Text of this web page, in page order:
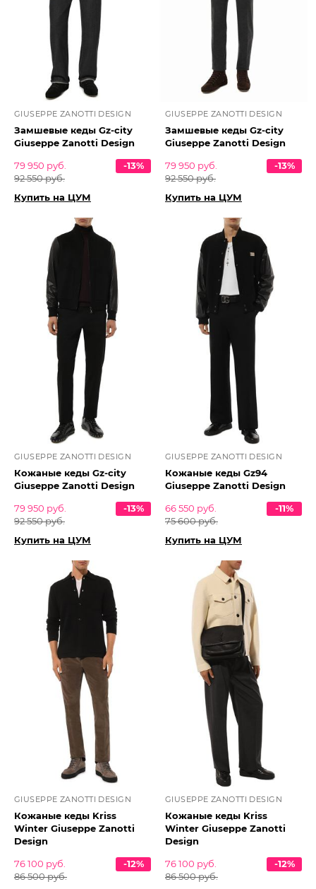
GIUSEPPE ZANOTTI DESIGN
Замшевые кеды Gz-city
Giuseppe Zanotti Design
79 950 руб.
92 550 руб.
-13%
Купить на ЦУМ
GIUSEPPE ZANOTTI DESIGN
Замшевые кеды Gz-city
Giuseppe Zanotti Design
79 950 руб.
92 550 руб.
-13%
Купить на ЦУМ
GIUSEPPE ZANOTTI DESIGN
Кожаные кеды Gz-city
Giuseppe Zanotti Design
79 950 руб.
92 550 руб.
-13%
Купить на ЦУМ
GIUSEPPE ZANOTTI DESIGN
Кожаные кеды Gz94
Giuseppe Zanotti Design
66 550 руб.
75 600 руб.
-11%
Купить на ЦУМ
GIUSEPPE ZANOTTI DESIGN
Кожаные кеды Kriss
Winter Giuseppe Zanotti
Design
76 100 руб.
86 500 руб.
-12%
GIUSEPPE ZANOTTI DESIGN
Кожаные кеды Kriss
Winter Giuseppe Zanotti
Design
76 100 руб.
86 500 руб.
-12%